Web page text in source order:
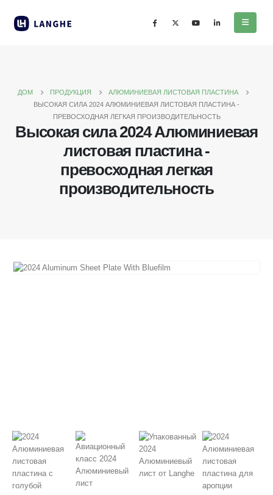
ДОМ ПРОДУКЦИЯ
АЛЮМИНИЕВАЯ ЛИСТОВАЯ ПЛАСТИНА
ВЫСОКАЯ СИЛА 2024 АЛЮМИНИЕВАЯ ЛИСТОВАЯ ПЛАСТИНА -
ПРЕВОСХОДНАЯ ЛЕГКАЯ ПРОИЗВОДИТЕЛЬНОСТЬ
Высокая сила 2024 Алюминиевая
листовая пластина -
превосходная легкая
производительность